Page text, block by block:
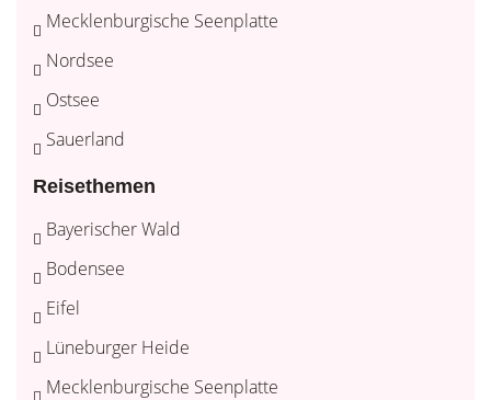
Mecklenburgische Seenplatte
Nordsee
Ostsee
Sauerland
Reisethemen
Bayerischer Wald
Bodensee
Eifel
Lüneburger Heide
Mecklenburgische Seenplatte